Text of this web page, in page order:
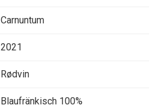
Carnuntum
2021
Rødvin
Blaufränkisch 100%